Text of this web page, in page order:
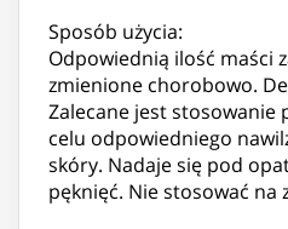
Sposób użycia:
Odpowiednią ilość maści
zmienione chorobowo.
Zalecane jest stosowanie
celu odpowiedniego
skóry. Nadaje się pod
pęknięć. Nie stosować na